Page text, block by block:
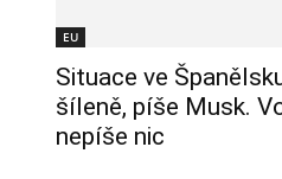
EU
Situace ve
šíleně, píše Musk.
nepíše nic